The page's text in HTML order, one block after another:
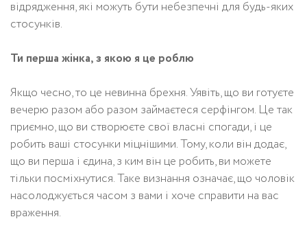
відрядження, які можуть бути небезпечні для будь-яких
стосунків.
Ти перша жінка, з якою я це роблю
Якщо чесно, то це невинна брехня. Уявіть, що ви готуєте
вечерю разом або разом займаєтеся серфінгом. Це так
приємно, що ви створюєте свої власні спогади, і це
робить ваші стосунки міцнішими. Тому, коли він додає,
що ви перша і єдина, з ким він це робить, ви можете
тільки посміхнутися. Таке визнання означає, що чоловік
насолоджується часом з вами і хоче справити на вас
враження.